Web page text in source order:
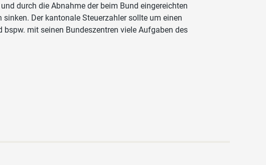
durch die Abnahme der beim Bund eingereichten
Der kantonale Steuerzahler sollte um einen
mit seinen Bundeszentren viele Aufgaben des